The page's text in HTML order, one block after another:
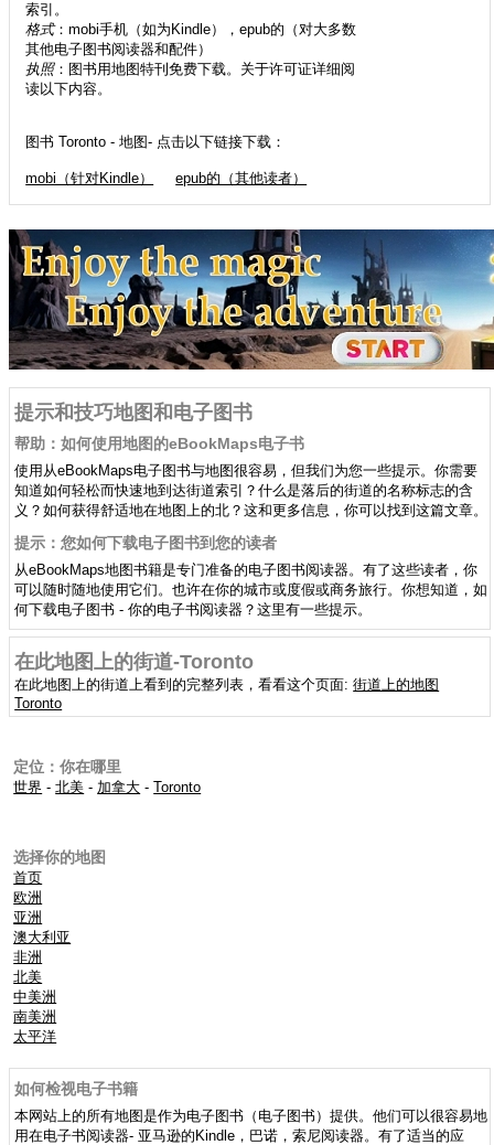
索引。
格式：mobi手机（如为Kindle），epub的（对大多数
其他电子图书阅读器和配件）
执照：图书用地图特刊免费下载。关于许可证详细阅
读以下内容。
图书 Toronto - 地图- 点击以下链接下载：
mobi（针对Kindle） epub的（其他读者）
提示和技巧地图和电子图书
帮助：如何使用地图的eBookMaps电子书
使用从eBookMaps电子图书与地图很容易，但我们为您一些提示。你需要
知道如何轻松而快速地到达街道索引？什么是落后的街道的名称标志的含
义？如何获得舒适地在地图上的北？这和更多信息，你可以找到这篇文章。
提示：您如何下载电子图书到您的读者
从eBookMaps地图书籍是专门准备的电子图书阅读器。有了这些读者，你
可以随时随地使用它们。也许在你的城市或度假或商务旅行。你想知道，如
何下载电子图书 - 你的电子书阅读器？这里有一些提示。
在此地图上的街道-Toronto
在此地图上的街道上看到的完整列表，看看这个页面:街道上的地图
Toronto
定位：你在哪里
世界 -北美 - 加拿大 -Toronto
选择你的地图
首页
欧洲
亚洲
澳大利亚
非洲
北美
中美洲
南美洲
太平洋
如何检视电子书籍
本网站上的所有地图是作为电子图书（电子图书）提供。他们可以很容易地
用在电子书阅读器- 亚马逊的Kindle，巴诺，索尼阅读器。有了适当的应